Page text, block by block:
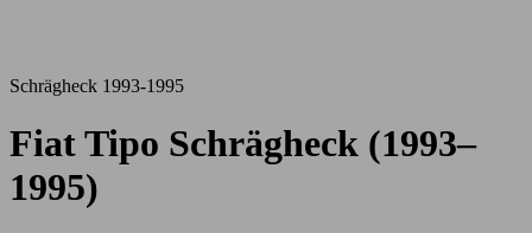
Schrägheck 1993-1995
Fiat Tipo Schrägheck (1993–
1995)